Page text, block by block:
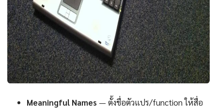
Meaningful Names — ตั้งชื่อตัวแปร/function ให้สื่อ